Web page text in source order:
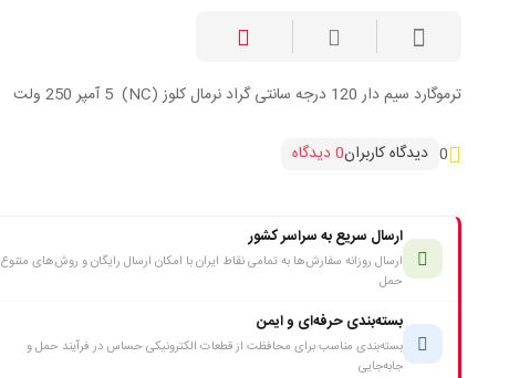
ترموگارد سیم دار 120 درجه سانتی گراد نرمال کلوز (NC) 5 آمپر 250 ولت
0 دیدگاه کاربران0 دیدگاه
ارسال سریع به سراسر کشور
ارسال روزانه سفارش‌ها به تمامی نقاط ایران با امکان ارسال رایگان و روش‌های متنوع
حمل
بسته‌بندی حرفه‌ای و ایمن
بسته‌بندی مناسب برای محافظت از قطعات الکترونیکی حساس در فرآیند حمل و
جابه‌جایی